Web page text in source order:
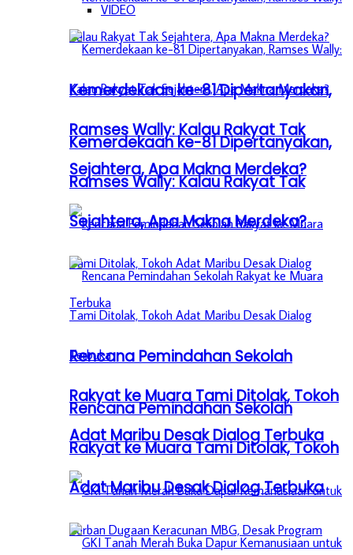
Kemerdekaan ke-81 Dipertanyakan,
Ramses Wally: Kalau Rakyat Tak
Sejahtera, Apa Makna Merdeka?
Rencana Pemindahan Sekolah
Rakyat ke Muara Tami Ditolak, Tokoh
Adat Maribu Desak Dialog Terbuka
VIDEO
Kemerdekaan ke-81 Dipertanyakan,
Ramses Wally: Kalau Rakyat Tak
Sejahtera, Apa Makna Merdeka?
Rencana Pemindahan Sekolah
Rakyat ke Muara Tami Ditolak, Tokoh
Adat Maribu Desak Dialog Terbuka